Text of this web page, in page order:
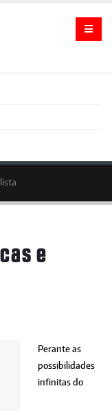
e
Perante as
possibilidades
infinitas do